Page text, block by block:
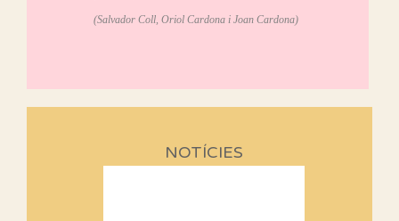
(Salvador Coll, Oriol Cardona i Joan Cardona)
NOTÍCIES